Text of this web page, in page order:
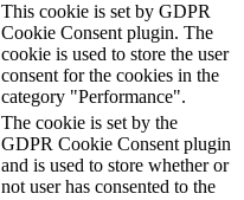
This cookie is set by GDPR
Cookie Consent plugin. The
cookie is used to store the user
consent for the cookies in the
category "Performance".
The cookie is set by the
GDPR Cookie Consent plugin
and is used to store whether or
not user has consented to the